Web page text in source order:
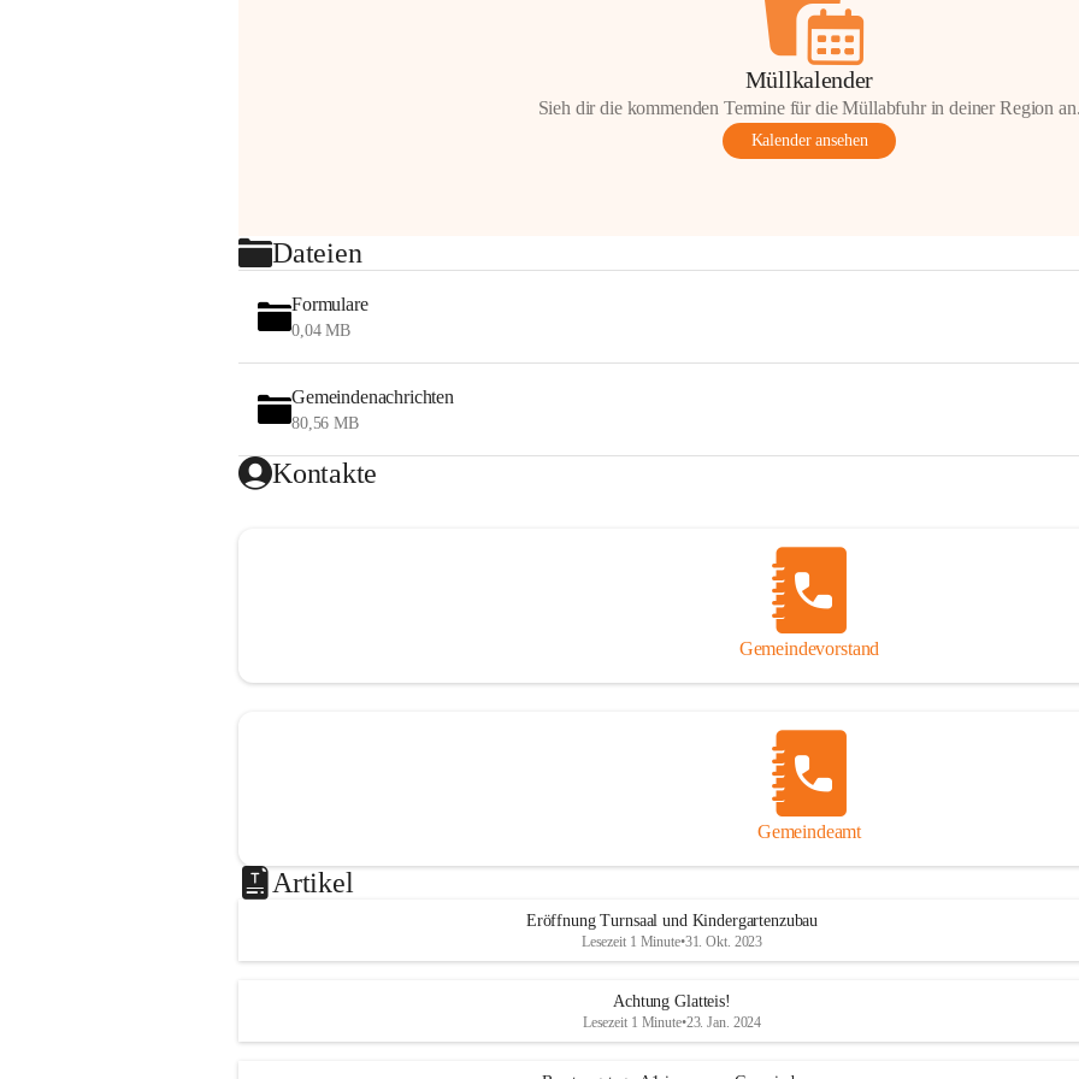
Müllkalender
Sieh dir die kommenden Termine für die Müllabfuhr in deiner Region
Kalender ansehen
Dateien
Formulare
0,04 MB
Gemeindenachrichten
80,56 MB
Kontakte
Gemeindevorstand
Gemeindeamt
Artikel
Eröffnung Turnsaal und Kindergartenzubau
Lesezeit 1 Minute•31. Okt. 2023
Achtung Glatteis!
Lesezeit 1 Minute•23. Jan. 2024